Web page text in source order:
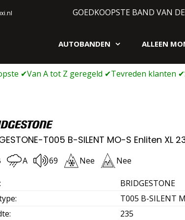
GOEDKOOPSTE BAND VAN
AUTOBANDEN ALLEEN
T005 B-SILENT MO-S Enliten XL
A 69 Nee Nee
:
BRIDGESTONE
:
T005 B-SILENT
:
235